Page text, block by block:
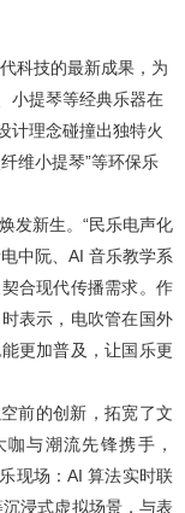
科技的最新成果，为
小提琴等经典乐器在
计理念碰撞出独特火
维小提琴”等环保乐
新生。“民乐电声化
中阮、AI 音乐教学系
合现代传播需求。作
表示，电吹管在国外
更加普及，让国乐更
前的创新，拓宽了文
与潮流先锋携手，
现场：AI 算法实时联
沉浸式虚拟场景，与表